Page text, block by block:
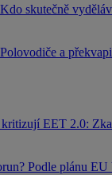
skutečně
a
EET 2.0:
Podle plánu